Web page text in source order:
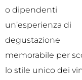
o dipendenti
un’esperienza di
degustazione
memorabile per
lo stile unico dei